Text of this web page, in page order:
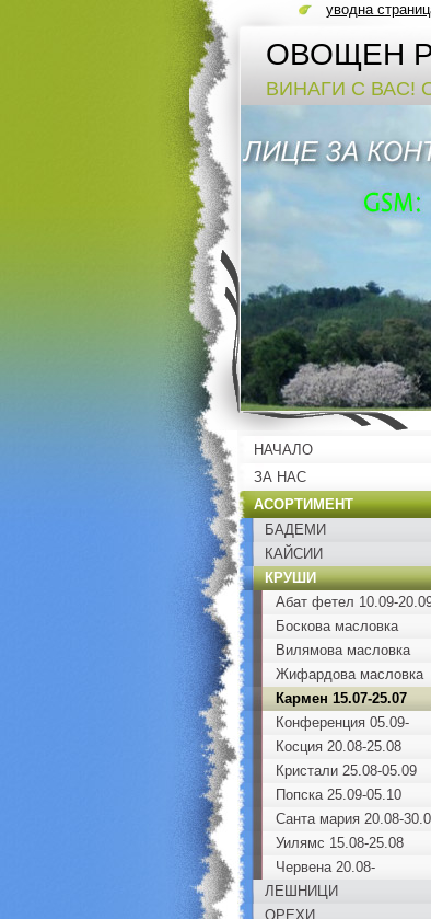
ОВОЩЕН
ВИНАГИ С ВАС!
НАЧАЛО
ЗА НАС
АСОРТИМЕНТ
БАДЕМИ
КАЙСИИ
КРУШИ
Абат фетел 10.09-
Боскова масловка
15.09-25.09
Вилямова масловка
20.08-25.08
Жифардова масловка
15.07-25.07
Кармен 15.07-25.07
Конференция 05.09-
15.09
Косция 20.08-25.08
Кристали 25.08-05.09
Попска 25.09-05.10
Санта мария 20.08-
Уилямс 15.08-25.08
Червена 20.08-
30.08вилямова
масловка
ЛЕШНИЦИ
ОРЕХИ
уводна